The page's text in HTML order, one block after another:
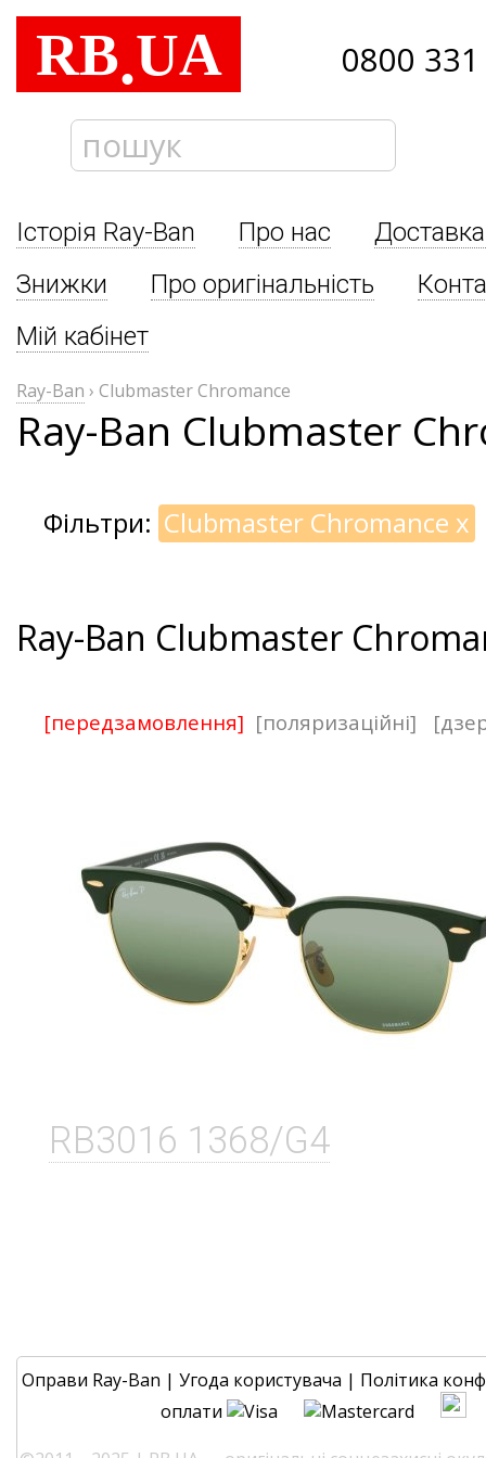
RB.UA 0800
Історія Ray-Ban Про нас
Знижки
Про оригінальність
Мій кабінет
Ray-Ban › Clubmaster Chromance
Ray-Ban Clubmaster
Фільтри: Clubmaster Chromance x
Ray-Ban Clubmaster
RB3016 1368/G4
[передзамовлення] [поляризаційні]
Оправи Ray-Ban | Угода користувача | Політика
оплати